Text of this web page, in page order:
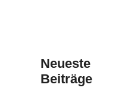
Neueste
Beiträge